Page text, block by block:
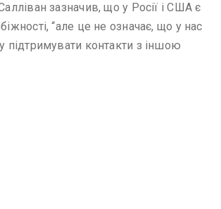
зазначив, що у Росії і США є
“але це не означає, що у нас
підтримувати контакти з іншою